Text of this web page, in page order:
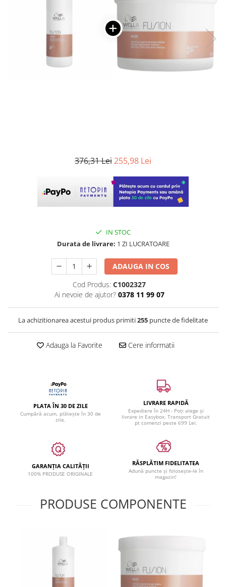
376,31 Lei255,98 Lei
IN STOC
Durata de livrare: 1 ZI LUCRATOARE
ADAUGA IN COS
Cod Produs: C1002327
Ai nevoie de ajutor? 0378 11 99 07
La achizitionarea acestui produs primiti255 puncte de fidelitate
Adauga la Favorite Cere informatii
PLATA ÎN 30 DE ZILE
Cumpără acum, plătește în 30 de
zile.
LIVRARE RAPIDĂ
Expediere în 24H - Poți alege și
livrare in Easybox. Transport Gratuit
pt comenzi peste 699 Lei.
GARANȚIA CALITĂȚII
100% PRODUSE ORIGINALE
RĂSPLĂTIM FIDELITATEA
Adună puncte și folosește-le în
magazin!
PRODUSE COMPONENTE